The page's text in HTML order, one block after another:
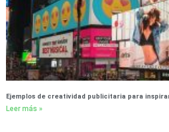
Ejemplos de creatividad publicitaria para
Leer más »